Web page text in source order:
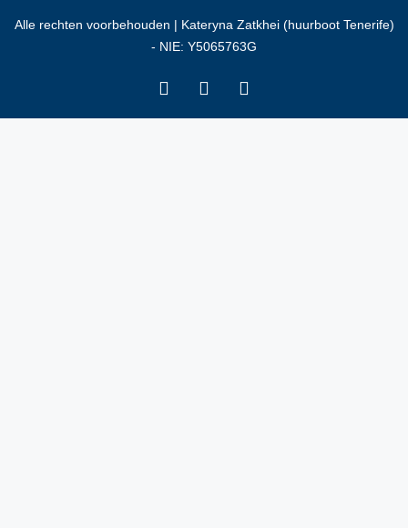
Alle rechten voorbehouden | Kateryna Zatkhei (huurboot Tenerife)
- NIE: Y5065763G